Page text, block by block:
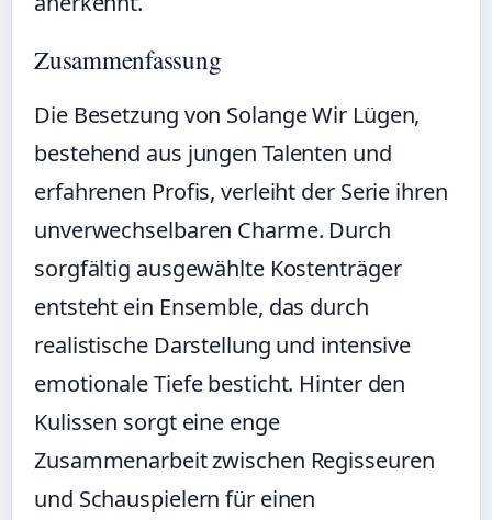
Zusammenfassung
Die Besetzung von Solange Wir Lügen,
bestehend aus jungen Talenten und
erfahrenen Profis, verleiht der Serie ihren
unverwechselbaren Charme. Durch
sorgfältig ausgewählte Kostenträger
entsteht ein Ensemble, das durch
realistische Darstellung und intensive
emotionale Tiefe besticht. Hinter den
Kulissen sorgt eine enge
Zusammenarbeit zwischen Regisseuren
und Schauspielern für einen